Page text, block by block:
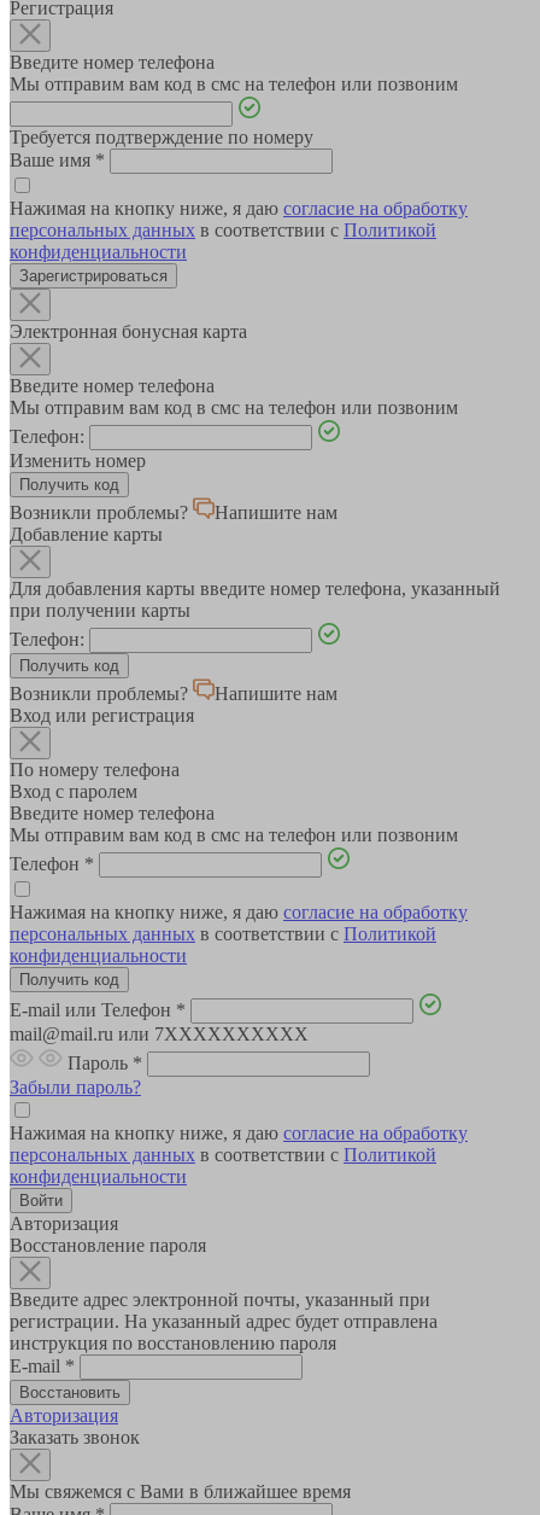
Регистрация
Введите номер телефона
Мы отправим вам код в смс на телефон или позвоним
Требуется подтверждение по номеру
Ваше имя *
Нажимая на кнопку ниже, я даю согласие на обработку
персональных данных в соответствии с Политикой
конфиденциальности
Зарегистрироваться
Электронная бонусная карта
Введите номер телефона
Мы отправим вам код в смс на телефон или позвоним
Телефон:
Изменить номер
Возникли проблемы?
Напишите нам
Добавление карты
Для добавления карты введите номер телефона, указанный
при получении карты
Телефон:
Возникли проблемы?
Напишите нам
Вход или регистрация
По номеру телефона
Вход с паролем
Введите номер телефона
Мы отправим вам код в смс на телефон или позвоним
Телефон *
Нажимая на кнопку ниже, я даю согласие на обработку
персональных данных в соответствии с Политикой
конфиденциальности
E-mail или Телефон *
mail@mail.ru или 7XXXXXXXXXX
Пароль *
Забыли пароль?
Нажимая на кнопку ниже, я даю согласие на обработку
персональных данных в соответствии с Политикой
конфиденциальности
Авторизация
Восстановление пароля
Введите адрес электронной почты, указанный при
регистрации. На указанный адрес будет отправлена
инструкция по восстановлению пароля
E-mail *
Авторизация
Заказать звонок
Мы свяжемся с Вами в ближайшее время